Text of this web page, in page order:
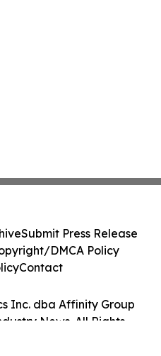
Inc. dba Affinity Group
News. All Rights
Submit Press Release
DMCA Policy
Contact